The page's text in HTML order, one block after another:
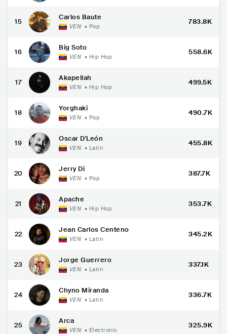
15
Carlos Baute
VEN • Pop
783.8K
16
Big Soto
VEN • Hip Hop
558.6K
17
Akapellah
VEN • Hip Hop
499.5K
18
Yorghaki
VEN • Pop
490.7K
19
Oscar D'León
VEN • Latin
455.8K
20
Jerry Di
VEN • Pop
387.7K
21
Apache
VEN • Hip Hop
353.7K
22
Jean Carlos Centeno
VEN • Latin
345.2K
23
Jorge Guerrero
VEN • Latin
337.1K
24
Chyno Miranda
VEN • Latin
336.7K
25
Arca
VEN • Electronic
325.9K